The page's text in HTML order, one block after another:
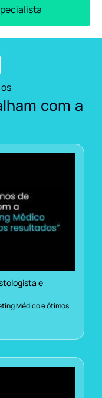
com a
e
Médico e ótimos